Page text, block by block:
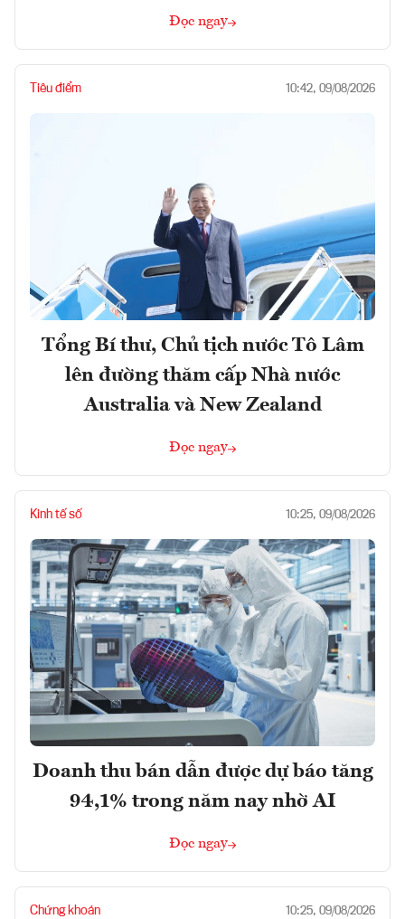
Đọc ngay
Tiêu điểm 10:42, 09/08/2026
Tổng Bí thư, Chủ tịch nước Tô Lâm
lên đường thăm cấp Nhà nước
Australia và New Zealand
Đọc ngay
Kinh tế số 10:25, 09/08/2026
Doanh thu bán dẫn được dự báo tăng
94,1% trong năm nay nhờ AI
Đọc ngay
Chứng khoán 10:25, 09/08/2026